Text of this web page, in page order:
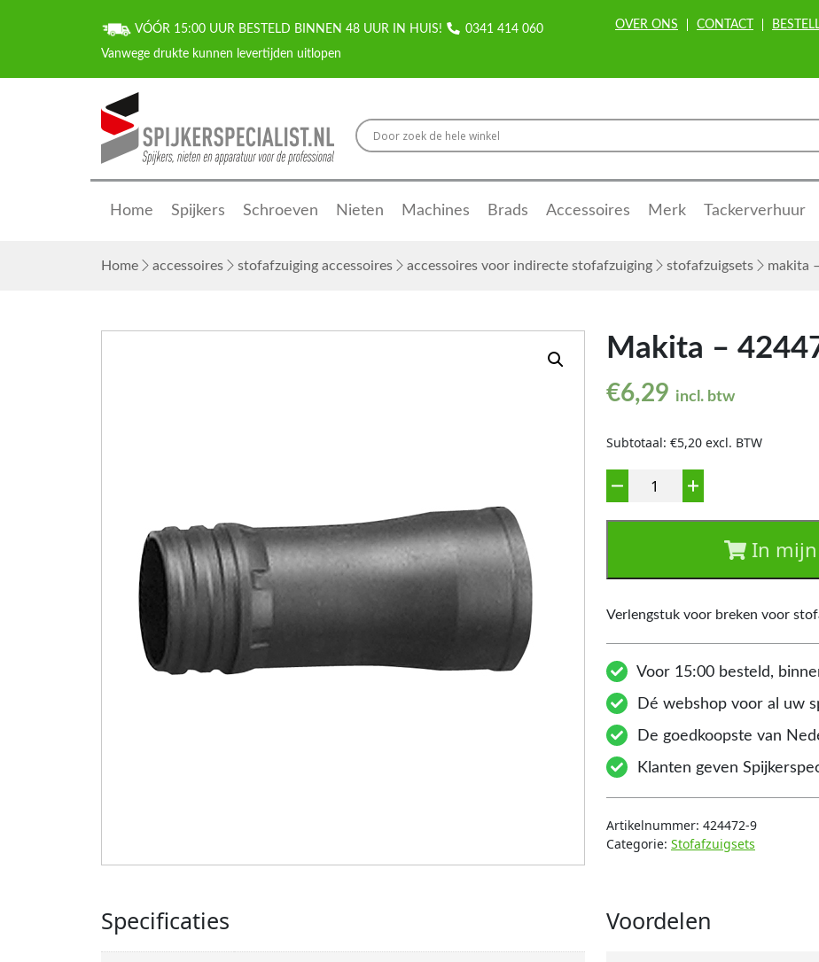
VÓÓR 15:00 UUR BESTELD BINNEN 48 UUR IN HUIS! 0341 414 060 OVER ONS CONTACT
Home Spijkers Schroeven Nieten Machines Brads Accessoires Merk Tackerverhuur
Home accessoires stofafzuiging accessoires accessoires voor indirecte stofafzuiging stofafzuigsets makita
Makita –
€6,29 incl. btw
Subtotaal: €5,20 excl. BTW
Aantal
In mijn
Verlengstuk voor breken voor
Voor 15:00 besteld,
Dé webshop voor al uw
De goedkoopste van
Klanten geven
Artikelnummer: 424472-9
Categorie: Stofafzuigsets
Specificaties Voordelen